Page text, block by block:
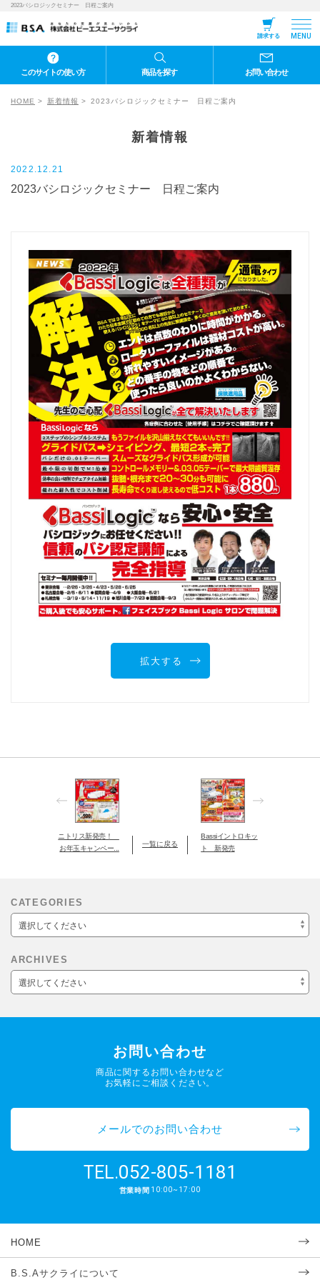
2023バシロジックセミナー 日程ご案内
請求する MENU
このサイトの使い方 商品を探す お問い合わせ
HOME 新着情報 2023バシロジックセミナー 日程ご案内
新着情報
2022.12.21
2023バシロジックセミナー 日程ご案内
拡大する
ニトリス新発売！
お年玉キャンペー...
一覧に戻る
Bassiイントロキッ
ト 新発売
CATEGORIES
選択してください
ARCHIVES
選択してください
お問い合わせ
商品に関するお問い合わせなど
お気軽にご相談ください。
メールでのお問い合わせ
TEL.052-805-1181
営業時間 10:00~17:00
HOME
B.S.Aサクライについて